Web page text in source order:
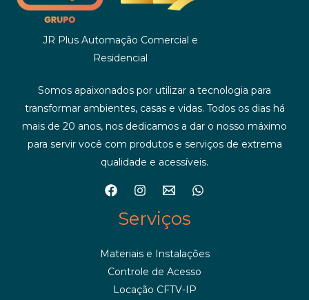
JR Plus Automação Comercial e
Residencial
Somos apaixonados por utilizar a tecnologia para
transformar ambientes, casas e vidas. Todos os dias há
mais de 20 anos, nos dedicamos a dar o nosso máximo
para servir você com produtos e serviços de extrema
qualidade e acessíveis.
Serviços
Materiais e Instalações
Controle de Acesso
Locação CFTV-IP